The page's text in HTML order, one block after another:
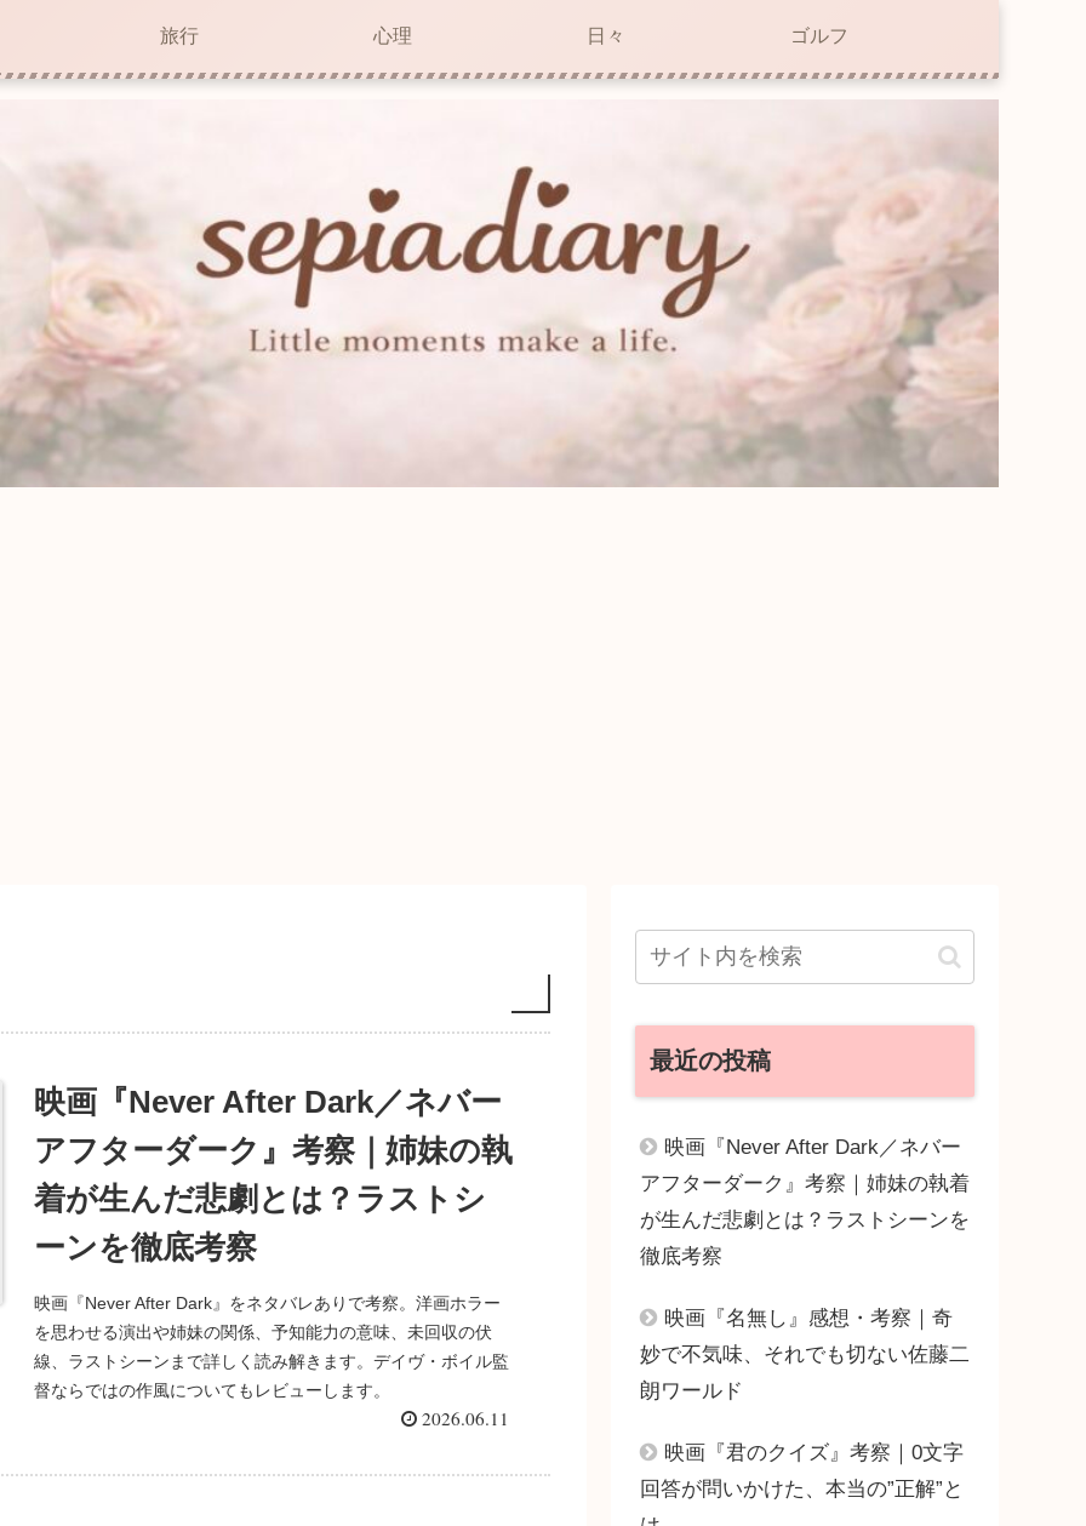
旅行 心理 日々 ゴルフ
映画『Never After Dark／ネバー
アフターダーク』考察｜姉妹の執
着が生んだ悲劇とは？ラストシ
ーンを徹底考察
映画『Never After Dark』をネタバレありで考察。洋画ホラー
を思わせる演出や姉妹の関係、予知能力の意味、未回収の伏
線、ラストシーンまで詳しく読み解きます。デイヴ・ボイル監
督ならではの作風についてもレビューします。
2026.06.11
最近の投稿
映画『Never After Dark／ネバー
アフターダーク』考察｜姉妹の執着
が生んだ悲劇とは？ラストシーンを
徹底考察
映画『名無し』感想・考察｜奇
妙で不気味、それでも切ない佐藤二
朗ワールド
映画『君のクイズ』考察｜0文字
回答が問いかけた、本当の”正解”と